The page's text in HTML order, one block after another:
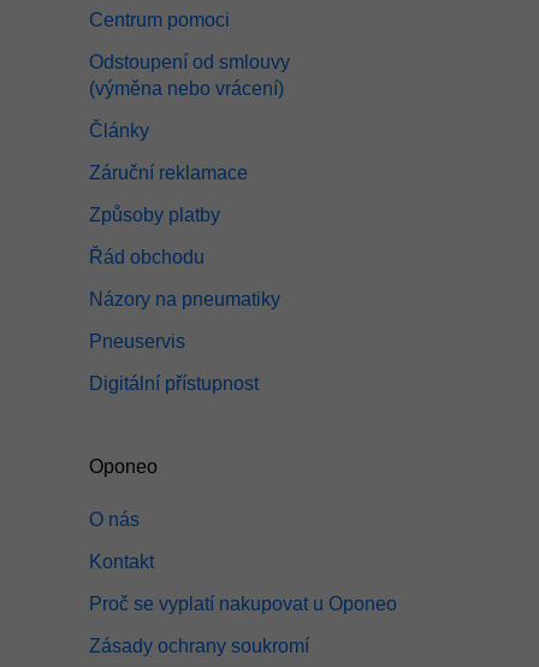
Centrum pomoci
Odstoupení od smlouvy
(výměna nebo vrácení)
Články
Záruční reklamace
Způsoby platby
Řád obchodu
Názory na pneumatiky
Pneuservis
Digitální přístupnost
Oponeo
O nás
Kontakt
Proč se vyplatí nakupovat u Oponeo
Zásady ochrany soukromí